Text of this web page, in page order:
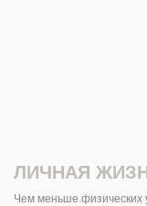
ЛИЧНАЯ
Чем меньше физических